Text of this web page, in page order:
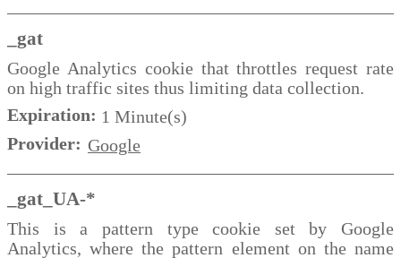
_gat
Google Analytics cookie that throttles request rate
on high traffic sites thus limiting data collection.
Expiration: 1 Minute(s)
Provider: Google
_gat_UA-*
This is a pattern type cookie set by Google
Analytics, where the pattern element on the name